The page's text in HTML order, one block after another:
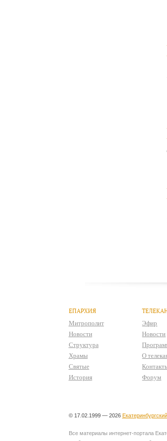
ЕПАРХИЯ
Митрополит
Новости
Структура
Храмы
Святые
История
Эфир
Новости
О
Форум
© 17.02.1999 — 2026
Все материалы интернет-портала